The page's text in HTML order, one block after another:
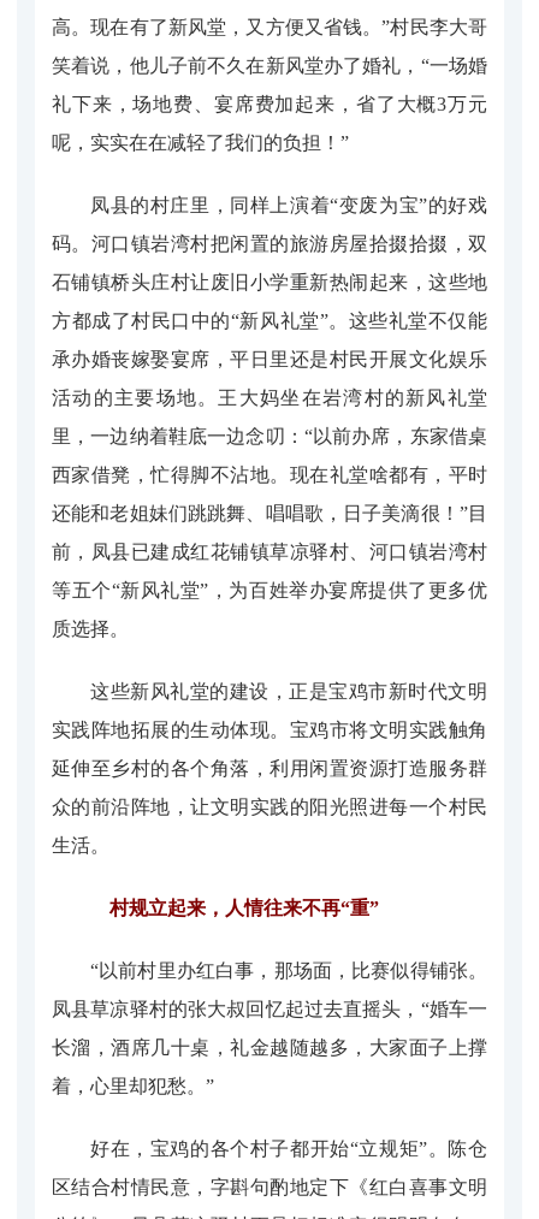
高。现在有了新风堂，又方便又省钱。”村民李大哥
笑着说，他儿子前不久在新风堂办了婚礼，“一场婚
礼下来，场地费、宴席费加起来，省了大概3万元
呢，实实在在减轻了我们的负担！”
凤县的村庄里，同样上演着“变废为宝”的好戏
码。河口镇岩湾村把闲置的旅游房屋拾掇拾掇，双
石铺镇桥头庄村让废旧小学重新热闹起来，这些地
方都成了村民口中的“新风礼堂”。这些礼堂不仅能
承办婚丧嫁娶宴席，平日里还是村民开展文化娱乐
活动的主要场地。王大妈坐在岩湾村的新风礼堂
里，一边纳着鞋底一边念叨：“以前办席，东家借桌
西家借凳，忙得脚不沾地。现在礼堂啥都有，平时
还能和老姐妹们跳跳舞、唱唱歌，日子美滴很！”目
前，凤县已建成红花铺镇草凉驿村、河口镇岩湾村
等五个“新风礼堂”，为百姓举办宴席提供了更多优
质选择。
这些新风礼堂的建设，正是宝鸡市新时代文明
实践阵地拓展的生动体现。宝鸡市将文明实践触角
延伸至乡村的各个角落，利用闲置资源打造服务群
众的前沿阵地，让文明实践的阳光照进每一个村民
生活。
村规立起来，人情往来不再“重”
“以前村里办红白事，那场面，比赛似得铺张。
凤县草凉驿村的张大叔回忆起过去直摇头，“婚车一
长溜，酒席几十桌，礼金越随越多，大家面子上撑
着，心里却犯愁。”
好在，宝鸡的各个村子都开始“立规矩”。陈仓
区结合村情民意，字斟句酌地定下《红白喜事文明